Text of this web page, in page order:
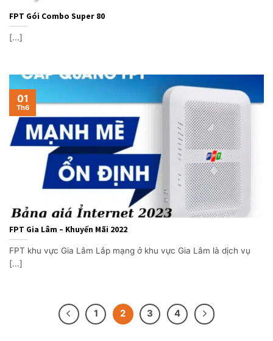
FPT Gói Combo Super 80
[...]
FPT Gia Lâm – Khuyến Mãi 2022
FPT khu vực Gia Lâm Lắp mạng ở khu vực Gia Lâm là dịch vụ
[...]
01
Th6
1 2 3 4